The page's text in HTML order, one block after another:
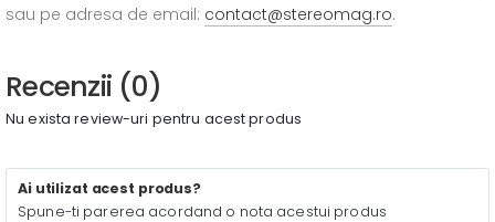
sau pe adresa de email: contact@stereomag.ro.
Recenzii (0)
Nu exista review-uri pentru acest produs
Ai utilizat acest produs?
Spune-ti parerea acordand o nota acestui produs